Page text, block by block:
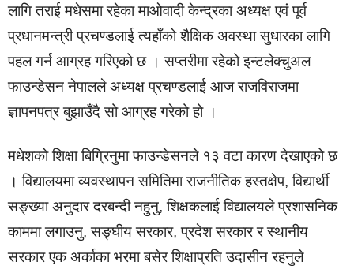
लागि तराई मधेसमा रहेका माओवादी केन्द्रका अध्यक्ष एवं पूर्व
प्रधानमन्त्री प्रचण्डलाई त्यहाँको शैक्षिक अवस्था सुधारका लागि
पहल गर्न आग्रह गरिएको छ । सप्तरीमा रहेको इन्टलेक्चुअल
फाउन्डेसन नेपालले अध्यक्ष प्रचण्डलाई आज राजविराजमा
ज्ञापनपत्र बुझाउँदै सो आग्रह गरेको हो ।
मधेशको शिक्षा बिग्रिनुमा फाउन्डेसनले १३ वटा कारण देखाएको छ
। विद्यालयमा व्यवस्थापन समितिमा राजनीतिक हस्तक्षेप, विद्यार्थी
सङ्ख्या अनुदार दरबन्दी नहुनु, शिक्षकलाई विद्यालयले प्रशासनिक
काममा लगाउनु, सङ्घीय सरकार, प्रदेश सरकार र स्थानीय
सरकार एक अर्काका भरमा बसेर शिक्षाप्रति उदासीन रहनुले